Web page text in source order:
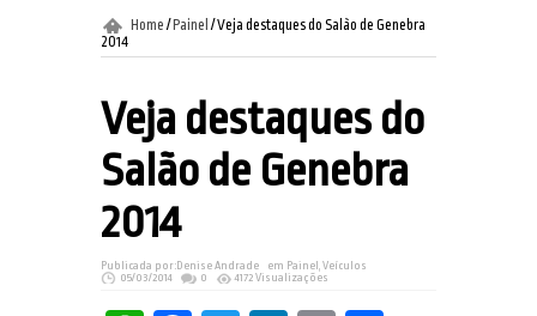
Home / Painel /Veja destaques do Salão de Genebra
2014
Veja destaques do
Salão de Genebra
2014
Publicada por: Denise Andrade em Painel , Veículos
05/03/2014
0 4172 Visualizações